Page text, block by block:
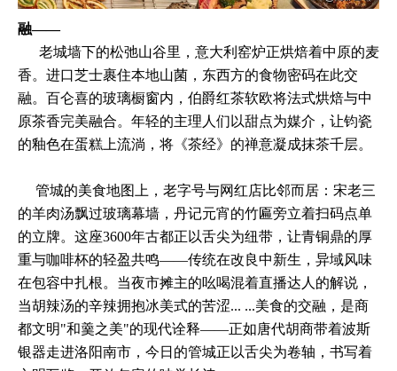
融——
老城墙下的松弛山谷里，意大利窑炉正烘焙着中原的麦
香。进口芝士裹住本地山菌，东西方的食物密码在此交
融。百仑喜的玻璃橱窗内，伯爵红茶软欧将法式烘焙与中
原茶香完美融合。年轻的主理人们以甜点为媒介，让钧瓷
的釉色在蛋糕上流淌，将《茶经》的禅意凝成抹茶千层。
管城的美食地图上，老字号与网红店比邻而居：宋老三
的羊肉汤飘过玻璃幕墙，丹记元宵的竹匾旁立着扫码点单
的立牌。这座3600年古都正以舌尖为纽带，让青铜鼎的厚
重与咖啡杯的轻盈共鸣——传统在改良中新生，异域风味
在包容中扎根。当夜市摊主的吆喝混着直播达人的解说，
当胡辣汤的辛辣拥抱冰美式的苦涩... ...美食的交融，是商
都文明"和羹之美"的现代诠释——正如唐代胡商带着波斯
银器走进洛阳南市，今日的管城正以舌尖为卷轴，书写着